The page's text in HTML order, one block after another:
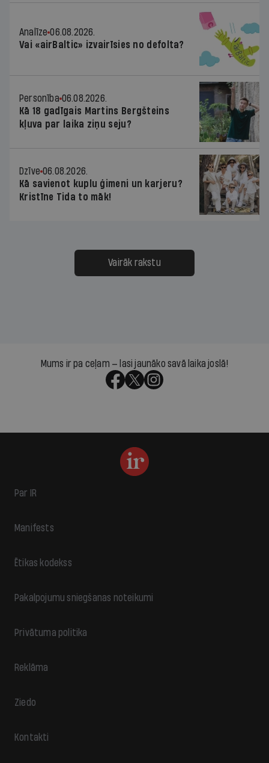
Analīze 06.08.2026.
Vai «airBaltic» izvairīsies no defolta?
Personība 06.08.2026.
Kā 18 gadīgais Martins Bergšteins
kļuva par laika ziņu seju?
Dzīve 06.08.2026.
Kā savienot kuplu ģimeni un karjeru?
Kristīne Tida to māk!
Vairāk rakstu
Mums ir pa ceļam — lasi jaunāko savā laika joslā!
Par IR
Manifests
Ētikas kodekss
Pakalpojumu sniegšanas noteikumi
Privātuma politika
Reklāma
Ziedo
Kontakti